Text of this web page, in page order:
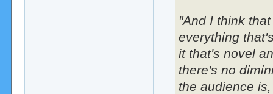
"And I think
everything
it that's novel
there's no
the audience